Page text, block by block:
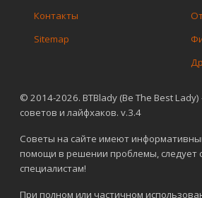
© 2014-2026. BTBlady (Be The Best
советов и лайфхаков. v.3.4
Советы на сайте имеют
помощи в решении проблемы, следует
специалистам!
При полном или частичном
Контакты
Sitemap